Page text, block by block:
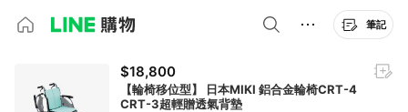
筆記
$18,800
【輪椅移位型】 日本MIKI 鋁合金輪椅CRT-4
CRT-3超輕贈透氣背墊